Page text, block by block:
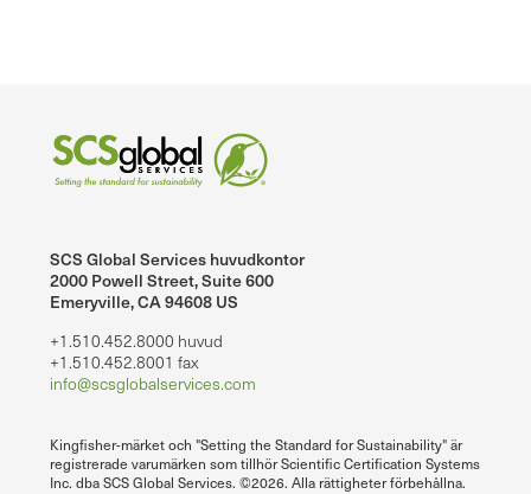
SCS Global Services huvudkontor
2000 Powell Street, Suite 600
Emeryville, CA 94608 US
+1.510.452.8000 huvud
+1.510.452.8001 fax
info@scsglobalservices.com
Kingfisher-märket och "Setting the Standard for Sustainability" är
registrerade varumärken som tillhör Scientific Certification Systems
Inc. dba SCS Global Services. ©2026. Alla rättigheter förbehållna.